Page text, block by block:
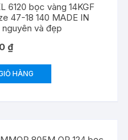
6120 bọc vàng 14KGF
47-18 140 MADE IN
nguyên và đẹp
₫
HÀNG